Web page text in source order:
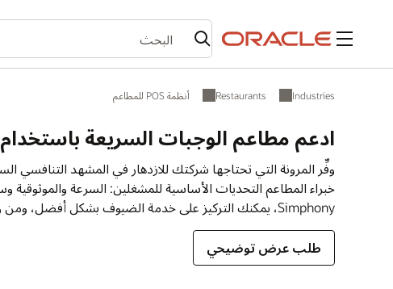
القائمة
Industries
Restaurants أنظمة POS للمطاعم
ادعم مطاعم الوجبات السريعة باستخدام Oracle Simphony
Simphony، يمكنك التركيز على خدمة الضيوف بشكل أفضل، ومن وردية إلى وردية.
طلب عرض توضيحي